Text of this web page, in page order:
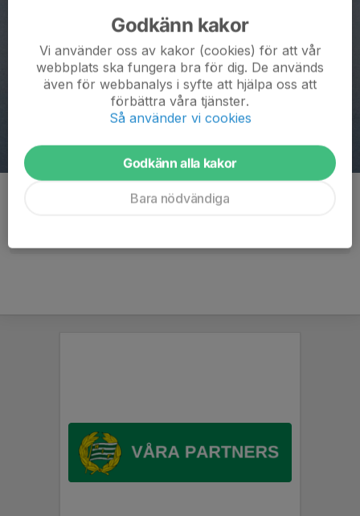
Godkänn kakor
Vi använder oss av kakor (cookies) för att vår
webbplats ska fungera bra för dig. De används
även för webbanalys i syfte att hjälpa oss att
förbättra våra tjänster.
Så använder vi cookies
Godkänn alla kakor
Bara nödvändiga